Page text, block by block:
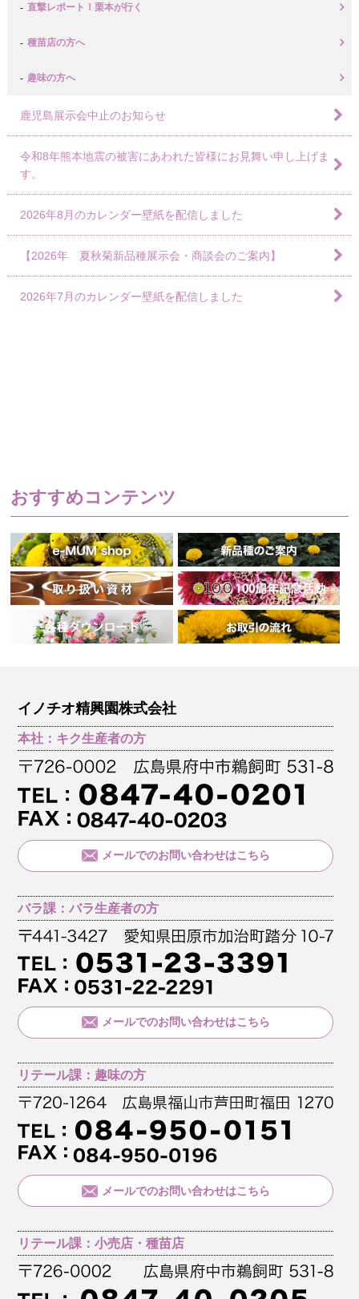
直撃レポート！栗本が行く
種苗店の方へ
趣味の方へ
鹿児島展示会中止のお知らせ
令和8年熊本地震の被害にあわれた皆様にお見舞い申し上げま
す。
2026年8月のカレンダー壁紙を配信しました
【2026年 夏秋菊新品種展示会・商談会のご案内】
2026年7月のカレンダー壁紙を配信しました
おすすめコンテンツ
イノチオ精興園株式会社
本社：キク生産者の方
メールでのお問い合わせはこちら
バラ課：バラ生産者の方
メールでのお問い合わせはこちら
リテール課：趣味の方
メールでのお問い合わせはこちら
リテール課：小売店・種苗店